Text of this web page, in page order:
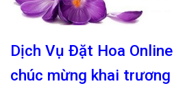
Dịch Vụ Đặt Hoa
chúc mừng khai trương